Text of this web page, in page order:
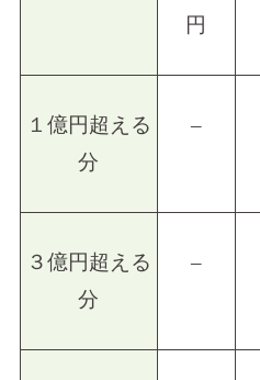
円
１億円超える
分
–
３億円超える
分
–